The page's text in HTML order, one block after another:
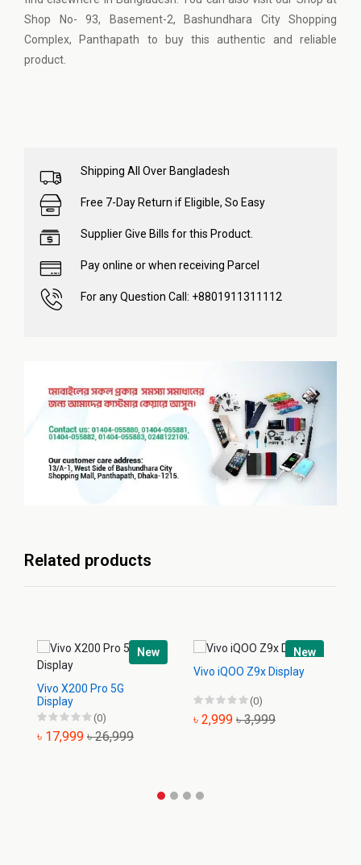
Shop No- 93, Basement-2, Bashundhara City Shopping
Complex, Panthapath to buy this authentic and reliable
product.
Shipping All Over Bangladesh
Free 7-Day Return if Eligible, So Easy
Supplier Give Bills for this Product.
Pay online or when receiving Parcel
For any Question Call: +8801911311112
Related products
New
Vivo X200 Pro 5G
Display
(0)
৳ 17,999 ৳ 26,999
New
Vivo iQOO Z9x Display
(0)
৳ 2,999 ৳ 3,999